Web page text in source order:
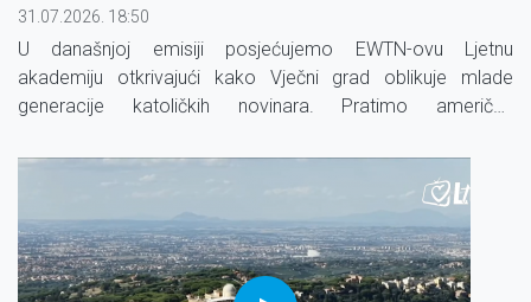
31.07.2026. 18:50
U današnjoj emisiji posjećujemo EWTN-ovu Ljetnu
akademiju otkrivajući kako Vječni grad oblikuje mlade
generacije katoličkih novinara. Pratimo američke
nastavu, duhovne posjete i molitvu.